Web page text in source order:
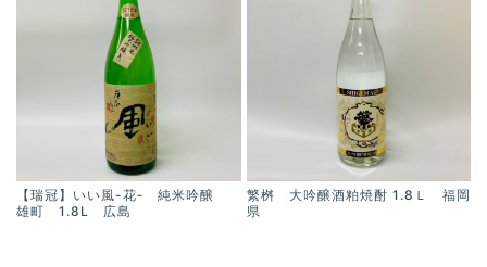
【瑞冠】いい風-花‐ 純米吟醸
雄町 1.8L 広島
繁桝 大吟醸酒粕焼酎 1.8Ｌ 福岡
県